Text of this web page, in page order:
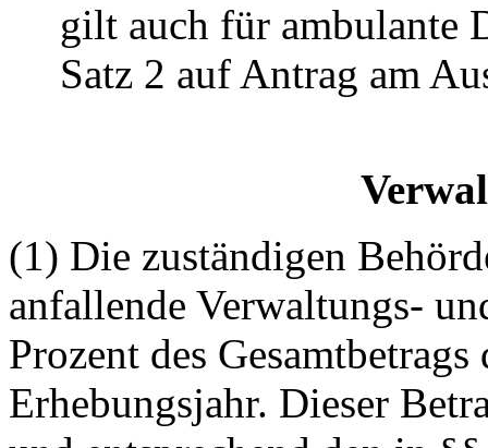
gilt auch für ambulante
Satz 2 auf Antrag am
(1) Die zuständigen
anfallende Verwaltungs-
Prozent des
Erhebungsjahr. Dieser